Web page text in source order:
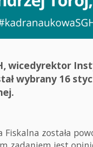
wicedyrektor
wybrany 16
Fiskalna została